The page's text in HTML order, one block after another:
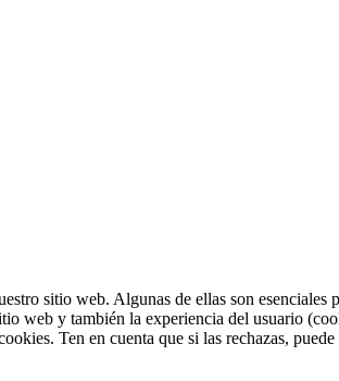
sitio web. Algunas de ellas son
web y también la experiencia del usuario
Ten en cuenta que si las rechazas,